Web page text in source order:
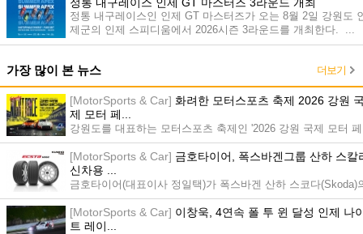
정통 내구레이스인 인제 GT 마스터즈가 오는 8월 2일 강원도
제군의 인제 스피디움에서 2026시즌 3라운드를 개최한다. ...
가장 많이 본 뉴스 더보기
[MotorSports & Car] 화려한 모터스포츠 축제 2026 강원
제 모터 페...
강원도를 대표하는 모터스포츠 축제인 '2026 강원 국제 모터 페
스타'가 더욱 풍성해진 콘텐츠와 함께 한여름 밤의 서킷을 뜨겁
게...
[MotorSports & Car] 금호타이어, 폭스바겐그룹 산하 스칼
신차용 ...
금호타이어(대표이사 정일택)가 폭스바겐 산하 스코다(Skoda)
‘스칼라(Scala)’에 신차용 타이어(OE. Original Equipment)로 ...
[MotorSports & Car] 이창욱, 4연속 폴 투 윈 달성 인제 나
트 레이...